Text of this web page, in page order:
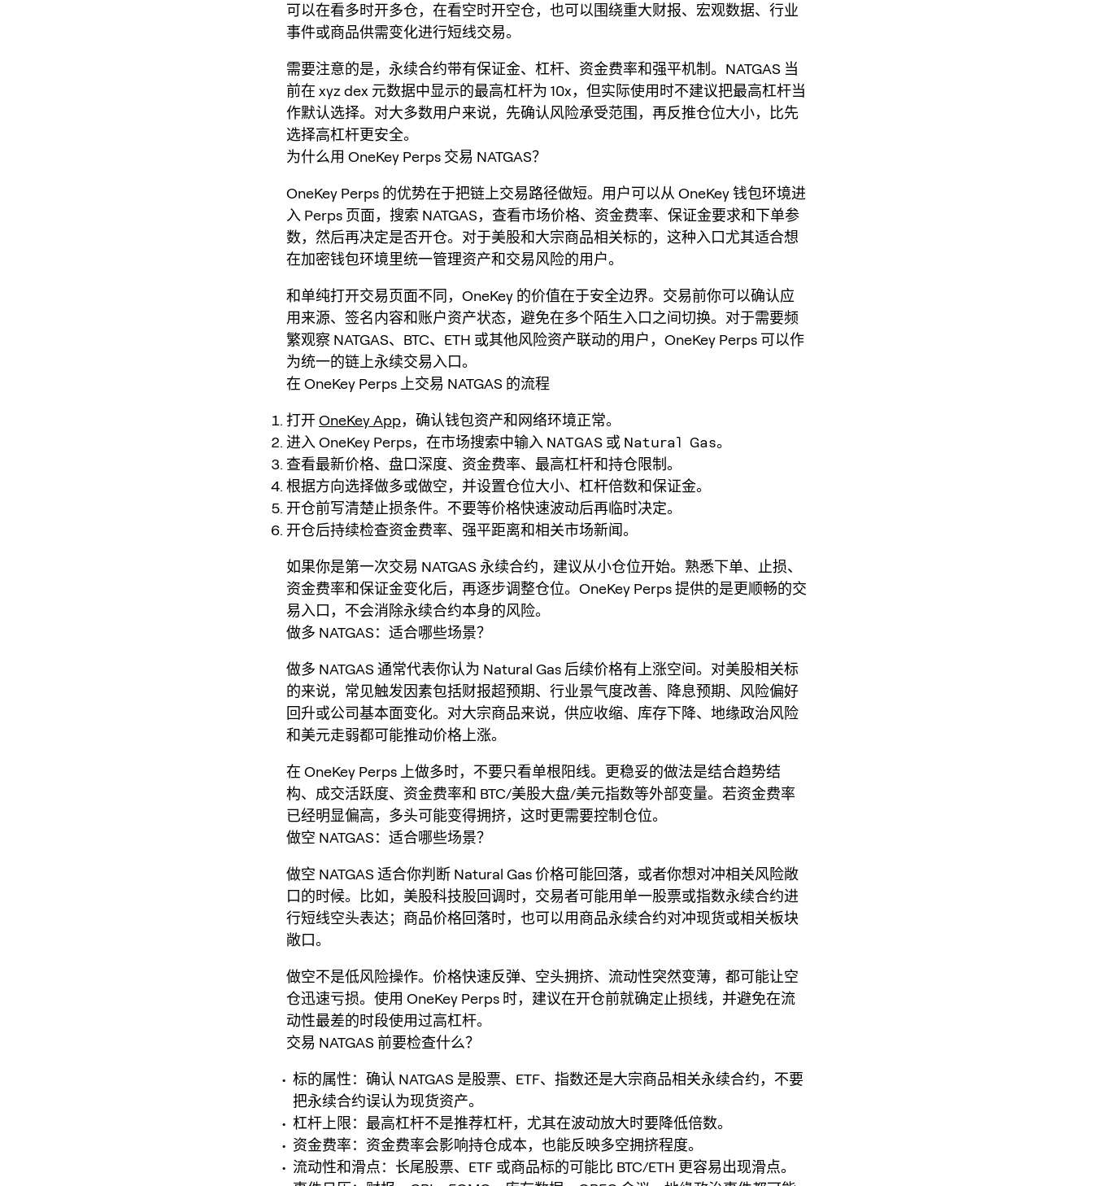
可以在看多时开多仓，在看空时开空仓，也可以围绕重大财报、宏观数据、行业
事件或商品供需变化进行短线交易。
需要注意的是，永续合约带有保证金、杠杆、资金费率和强平机制。NATGAS 当
前在 xyz dex 元数据中显示的最高杠杆为 10x，但实际使用时不建议把最高杠杆当
作默认选择。对大多数用户来说，先确认风险承受范围，再反推仓位大小，比先
选择高杠杆更安全。
为什么用 OneKey Perps 交易 NATGAS？
OneKey Perps 的优势在于把链上交易路径做短。用户可以从 OneKey 钱包环境进
入 Perps 页面，搜索 NATGAS，查看市场价格、资金费率、保证金要求和下单参
数，然后再决定是否开仓。对于美股和大宗商品相关标的，这种入口尤其适合想
在加密钱包环境里统一管理资产和交易风险的用户。
和单纯打开交易页面不同，OneKey 的价值在于安全边界。交易前你可以确认应
用来源、签名内容和账户资产状态，避免在多个陌生入口之间切换。对于需要频
繁观察 NATGAS、BTC、ETH 或其他风险资产联动的用户，OneKey Perps 可以作
为统一的链上永续交易入口。
在 OneKey Perps 上交易 NATGAS 的流程
打开 OneKey App，确认钱包资产和网络环境正常。
进入 OneKey Perps，在市场搜索中输入 NATGAS 或 Natural Gas。
查看最新价格、盘口深度、资金费率、最高杠杆和持仓限制。
根据方向选择做多或做空，并设置仓位大小、杠杆倍数和保证金。
开仓前写清楚止损条件。不要等价格快速波动后再临时决定。
开仓后持续检查资金费率、强平距离和相关市场新闻。
如果你是第一次交易 NATGAS 永续合约，建议从小仓位开始。熟悉下单、止损、
资金费率和保证金变化后，再逐步调整仓位。OneKey Perps 提供的是更顺畅的交
易入口，不会消除永续合约本身的风险。
做多 NATGAS：适合哪些场景？
做多 NATGAS 通常代表你认为 Natural Gas 后续价格有上涨空间。对美股相关标
的来说，常见触发因素包括财报超预期、行业景气度改善、降息预期、风险偏好
回升或公司基本面变化。对大宗商品来说，供应收缩、库存下降、地缘政治风险
和美元走弱都可能推动价格上涨。
在 OneKey Perps 上做多时，不要只看单根阳线。更稳妥的做法是结合趋势结
构、成交活跃度、资金费率和 BTC/美股大盘/美元指数等外部变量。若资金费率
已经明显偏高，多头可能变得拥挤，这时更需要控制仓位。
做空 NATGAS：适合哪些场景？
做空 NATGAS 适合你判断 Natural Gas 价格可能回落，或者你想对冲相关风险敞
口的时候。比如，美股科技股回调时，交易者可能用单一股票或指数永续合约进
行短线空头表达；商品价格回落时，也可以用商品永续合约对冲现货或相关板块
敞口。
做空不是低风险操作。价格快速反弹、空头拥挤、流动性突然变薄，都可能让空
仓迅速亏损。使用 OneKey Perps 时，建议在开仓前就确定止损线，并避免在流
动性最差的时段使用过高杠杆。
交易 NATGAS 前要检查什么？
标的属性：确认 NATGAS 是股票、ETF、指数还是大宗商品相关永续合约，不要
把永续合约误认为现货资产。
杠杆上限：最高杠杆不是推荐杠杆，尤其在波动放大时要降低倍数。
资金费率：资金费率会影响持仓成本，也能反映多空拥挤程度。
流动性和滑点：长尾股票、ETF 或商品标的可能比 BTC/ETH 更容易出现滑点。